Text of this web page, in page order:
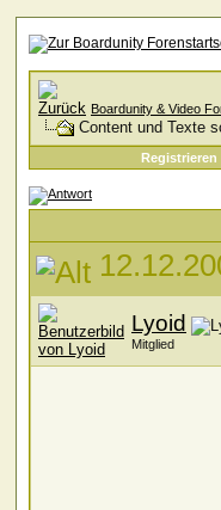
Boardunity & Video
Content und Texte
Registrieren
Lyoid
Mitglied